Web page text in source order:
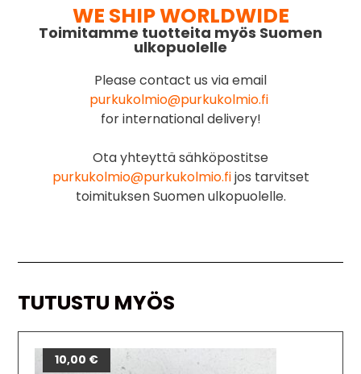
WE SHIP WORLDWIDE
Toimitamme tuotteita myös Suomen
ulkopuolelle
Please contact us via email
purkukolmio@purkukolmio.fi
for international delivery!
Ota yhteyttä sähköpostitse
purkukolmio@purkukolmio.fijos tarvitset
toimituksen Suomen ulkopuolelle.
TUTUSTU MYÖS
10,00 €